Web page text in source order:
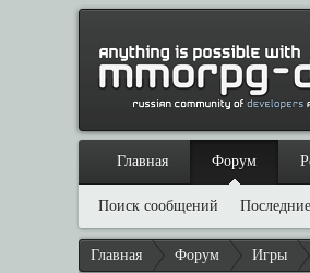
Главная Форум Игры
Главная Форум
Поиск сообщений